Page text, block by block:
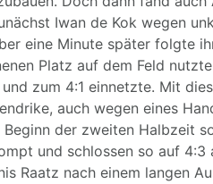
Iwan de Kok wegen
eine Minute später folgte
Platz auf dem Feld
zum 4:1 einnetzte. Mit
auch wegen eines
der zweiten Halbzeit
und schlossen so auf 4:3
Raatz nach einem langen